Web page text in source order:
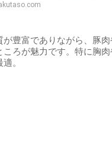
豊富でありながら、豚
ころが魅力です。特に胸
。